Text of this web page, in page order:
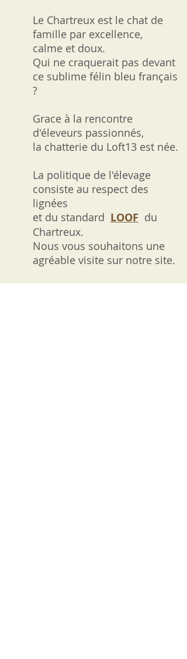
Le Chartreux est le chat de
famille par excellence,
calme et doux.
Qui ne craquerait pas devant
ce sublime félin bleu français
?
Grace à la rencontre
d'éleveurs passionnés,
la chatterie du Loft13 est née.
La politique de l'élevage
consiste au respect des
lignées
et du standard LOOF du
Chartreux.
Nous vous souhaitons une
agréable visite sur notre site.
N'hésitez pas à nous